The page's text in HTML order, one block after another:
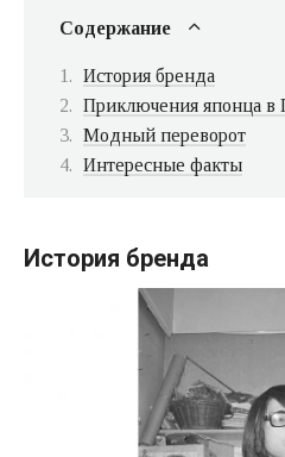
Содержание
История бренда
Приключения японца в
Модный переворот
Интересные факты
История бренда